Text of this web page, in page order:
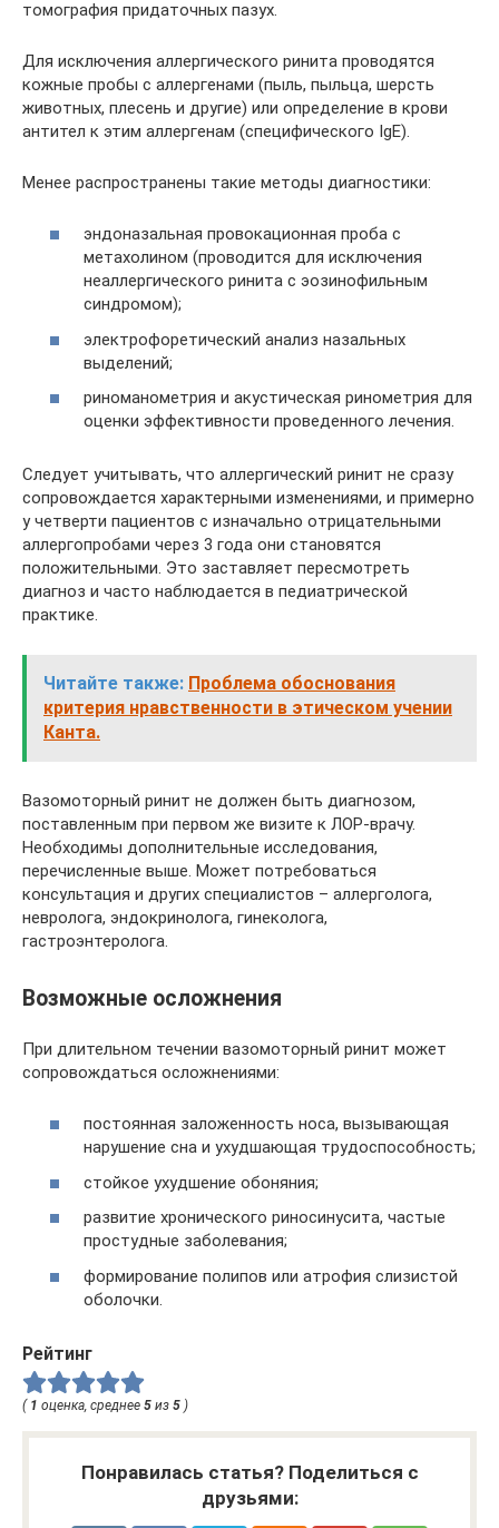
томография придаточных пазух.
Для исключения аллергического ринита проводятся
кожные пробы с аллергенами (пыль, пыльца, шерсть
животных, плесень и другие) или определение в крови
антител к этим аллергенам (специфического IgE).
Менее распространены такие методы диагностики:
эндоназальная провокационная проба с
метахолином (проводится для исключения
неаллергического ринита с эозинофильным
синдромом);
электрофоретический анализ назальных
выделений;
риноманометрия и акустическая ринометрия для
оценки эффективности проведенного лечения.
Следует учитывать, что аллергический ринит не сразу
сопровождается характерными изменениями, и примерно
у четверти пациентов с изначально отрицательными
аллергопробами через 3 года они становятся
положительными. Это заставляет пересмотреть
диагноз и часто наблюдается в педиатрической
практике.
Читайте также: Проблема обоснования
критерия нравственности в этическом учении
Канта.
Вазомоторный ринит не должен быть диагнозом,
поставленным при первом же визите к ЛОР-врачу.
Необходимы дополнительные исследования,
перечисленные выше. Может потребоваться
консультация и других специалистов – аллерголога,
невролога, эндокринолога, гинеколога,
гастроэнтеролога.
Возможные осложнения
При длительном течении вазомоторный ринит может
сопровождаться осложнениями:
постоянная заложенность носа, вызывающая
нарушение сна и ухудшающая трудоспособность;
стойкое ухудшение обоняния;
развитие хронического риносинусита, частые
простудные заболевания;
формирование полипов или атрофия слизистой
оболочки.
Рейтинг
( 1 оценка, среднее 5 из 5 )
Понравилась статья? Поделиться с
друзьями: